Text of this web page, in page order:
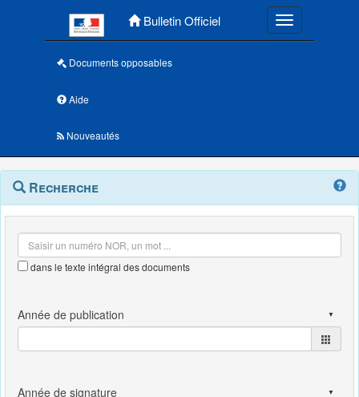
Bulletin Officiel Toggle
Documents opposables
Aide
Nouveautés
Navigation
outils
Menu
contextuel
Recherche
dans le texte intégral des documents